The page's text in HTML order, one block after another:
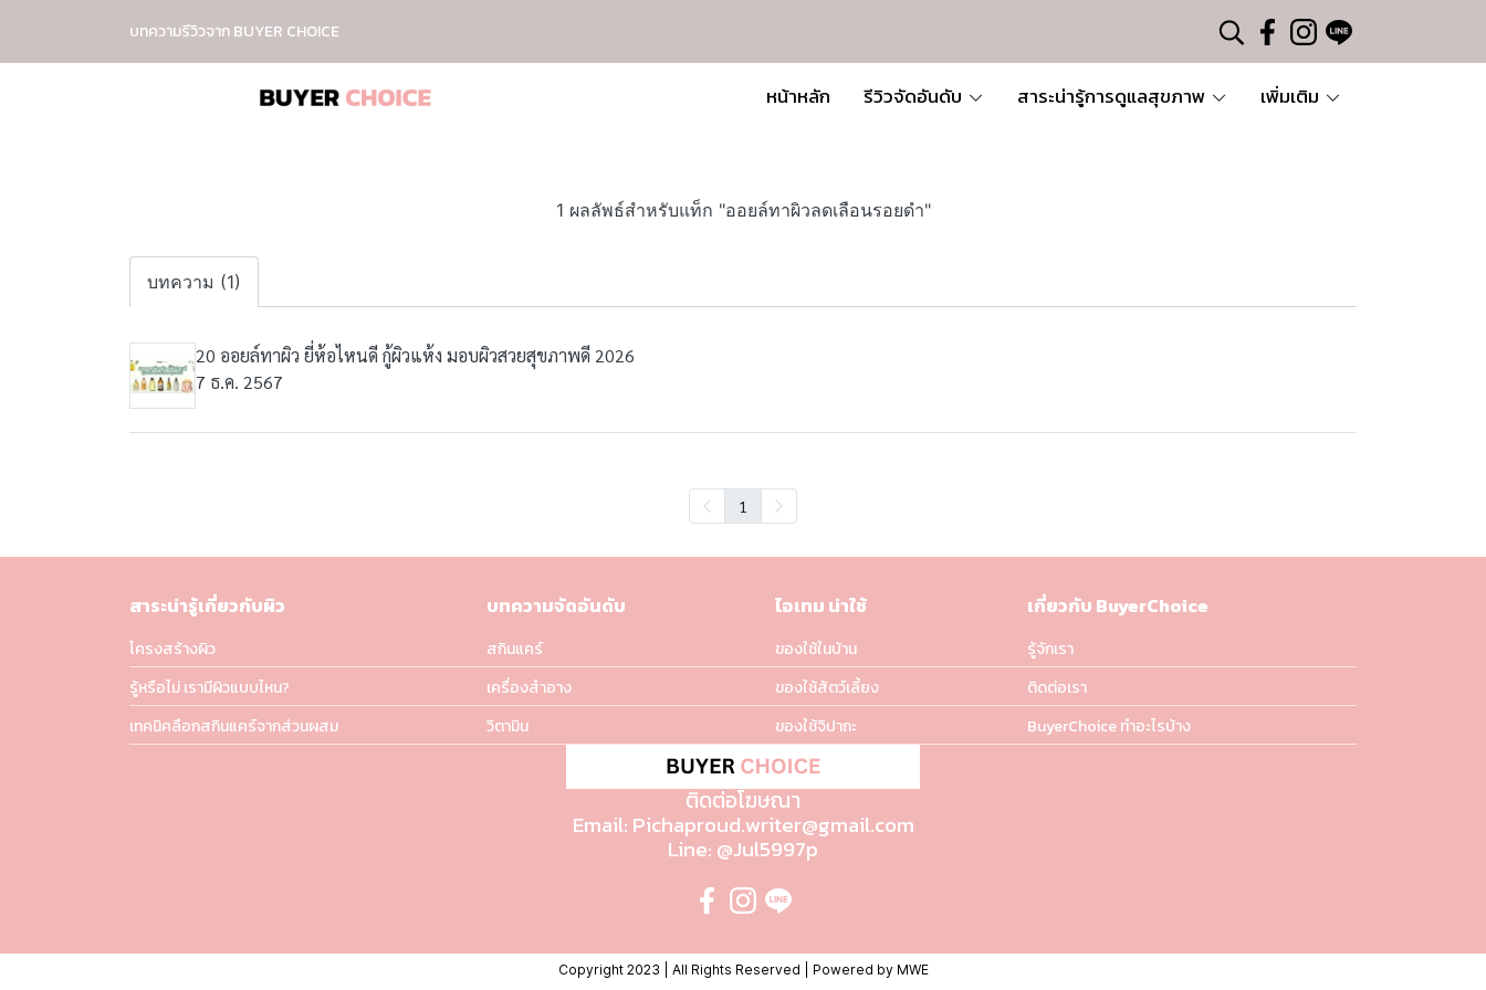
บทความรีวิวจาก BUYER CHOICE
หน้าหลัก รีวิวจัดอันดับ สาระน่ารู้การดูแลสุขภาพ เพิ่มเติม
1 ผลลัพธ์สำหรับแท็ก "ออยล์ทาผิวลดเลือนรอยดำ"
บทความ (1)
20 ออยล์ทาผิว ยี่ห้อไหนดี กู้ผิวแห้ง มอบผิวสวยสุขภาพดี 2026
7 ธ.ค. 2567
1
สาระน่ารู้เกี่ยวกับผิว
โครงสร้างผิว
รู้หรือไม่ เรามีผิวแบบไหน?
เทคนิคลือกสกินแคร์จากส่วนผสม
บทความจัดอันดับ
สกินแคร์
เครื่องสำอาง
วิตามิน
ไอเทม น่าใช้
ของใช้ในบ้าน
ของใช้สัตว์เลี้ยง
ของใช้จิปาถะ
เกี่ยวกับ BuyerChoice
รู้จักเรา
ติดต่อเรา
BuyerChoice ทำอะไรบ้าง
ติดต่อโฆษณา
Email: Pichaproud.writer@gmail.com
Line: @Jul5997p
Copyright 2023 | All Rights Reserved | Powered by MWE